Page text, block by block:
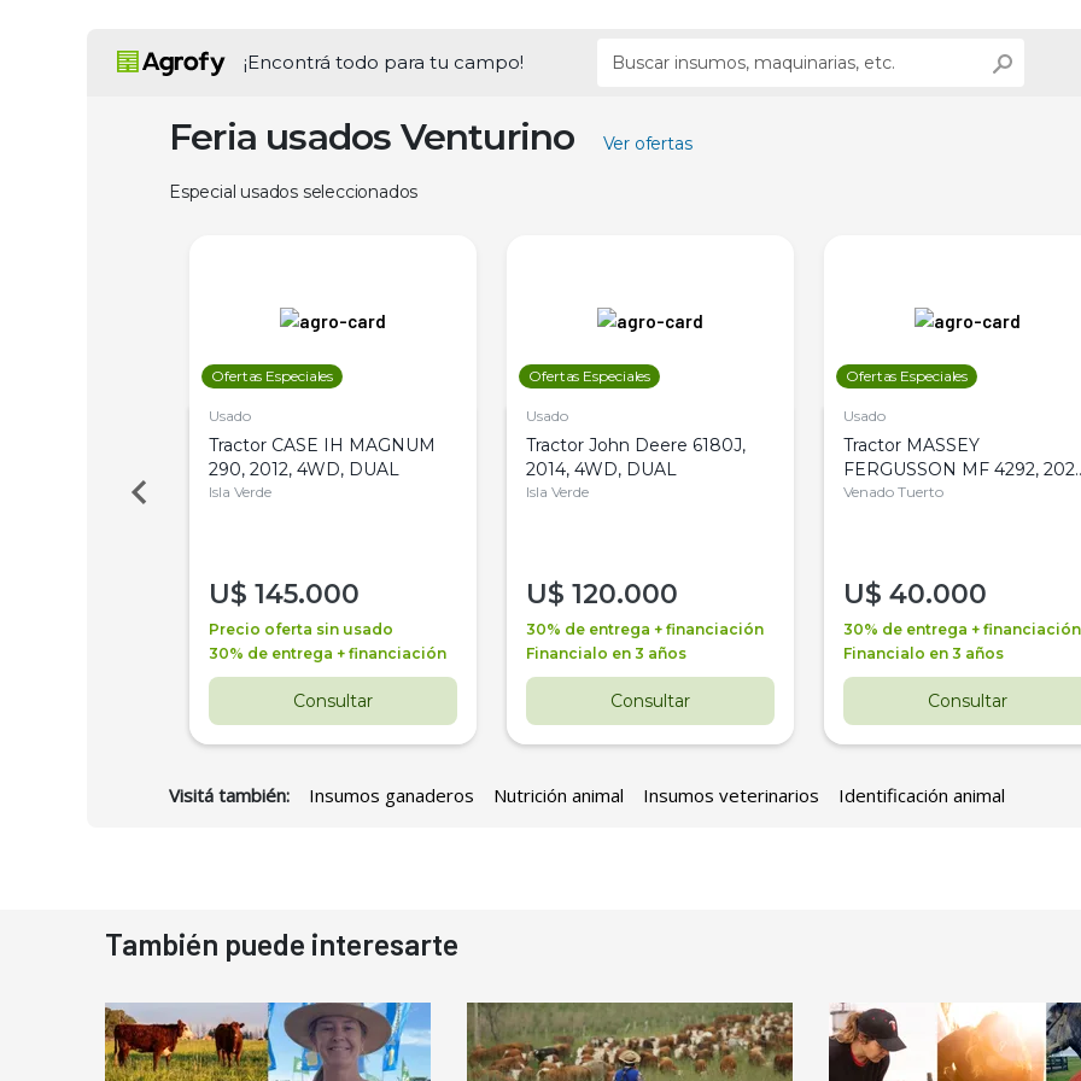
¡Encontrá todo para tu campo!
Feria usados Venturino Ver ofertas
Especial usados seleccionados
Ofertas Especiales
Usado
Tractor CASE IH MAGNUM
290, 2012, 4WD, DUAL
Isla Verde
U$ 145.000
Precio oferta sin usado
30% de entrega + financiación
Consultar
Ofertas Especiales
Usado
Tractor John Deere 6180J,
2014, 4WD, DUAL
Isla Verde
U$ 120.000
30% de entrega + financiación
Financialo en 3 años
Consultar
Ofertas Especiales
Usado
Tractor MASSEY
FERGUSSON MF 4292,
4WD, PATON
Venado Tuerto
U$ 40.000
30% de entrega + financiación
Financialo en 3 años
Consultar
Visitá también: Insumos ganaderos Nutrición animal Insumos veterinarios Identificación animal
También puede interesarte